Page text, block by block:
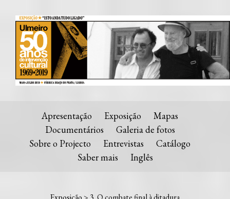
Apresentação Exposição
Mapas
Documentários
Galeria de fotos
Sobre o Projecto
Entrevistas
Catálogo
Saber mais
Inglês